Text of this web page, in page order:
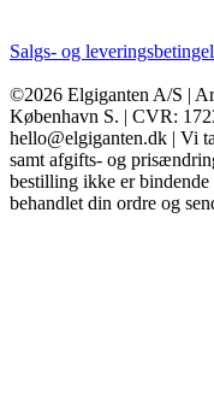
Salgs- og
©2026 Elgiganten A/S |
København S. | CVR:
hello@elgiganten.dk | Vi
samt afgifts- og
bestilling ikke er
behandlet din ordre og